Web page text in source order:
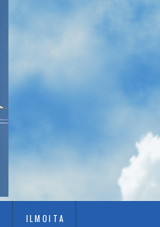
ILMOITA